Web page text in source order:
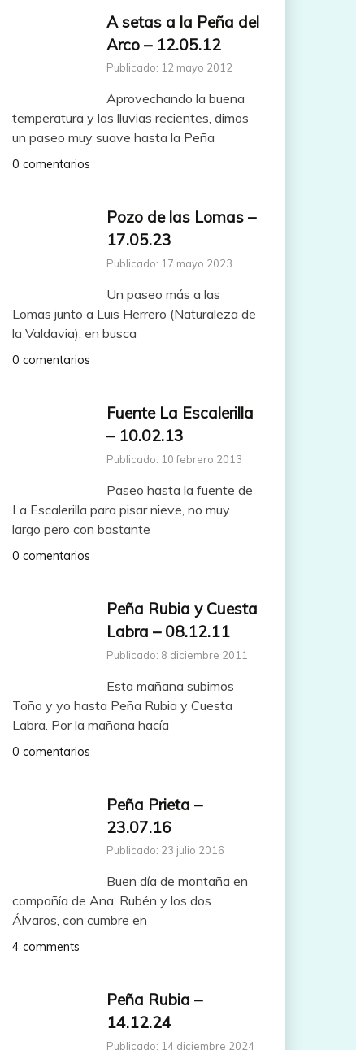
A setas a la Peña del
Arco – 12.05.12
Publicado: 12 mayo 2012
Aprovechando la buena
temperatura y las lluvias recientes, dimos
un paseo muy suave hasta la Peña
0 comentarios
Pozo de las Lomas –
17.05.23
Publicado: 17 mayo 2023
Un paseo más a las
Lomas junto a Luis Herrero (Naturaleza de
la Valdavia), en busca
0 comentarios
Fuente La Escalerilla
– 10.02.13
Publicado: 10 febrero 2013
Paseo hasta la fuente de
La Escalerilla para pisar nieve, no muy
largo pero con bastante
0 comentarios
Peña Rubia y Cuesta
Labra – 08.12.11
Publicado: 8 diciembre 2011
Esta mañana subimos
Toño y yo hasta Peña Rubia y Cuesta
Labra. Por la mañana hacía
0 comentarios
Peña Prieta –
23.07.16
Publicado: 23 julio 2016
Buen día de montaña en
compañía de Ana, Rubén y los dos
Álvaros, con cumbre en
4 comments
Peña Rubia –
14.12.24
Publicado: 14 diciembre 2024